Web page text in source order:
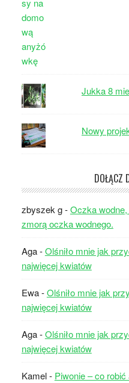
Jukka 8
Nowy
DOŁĄCZ
zbyszek g-Oczka
zmorą oczka wodnego.
Aga-Olśniło mnie jak
najwięcej kwiatów
Ewa-Olśniło mnie jak
najwięcej kwiatów
Aga-Olśniło mnie jak
najwięcej kwiatów
Kamel- Piwonie – co